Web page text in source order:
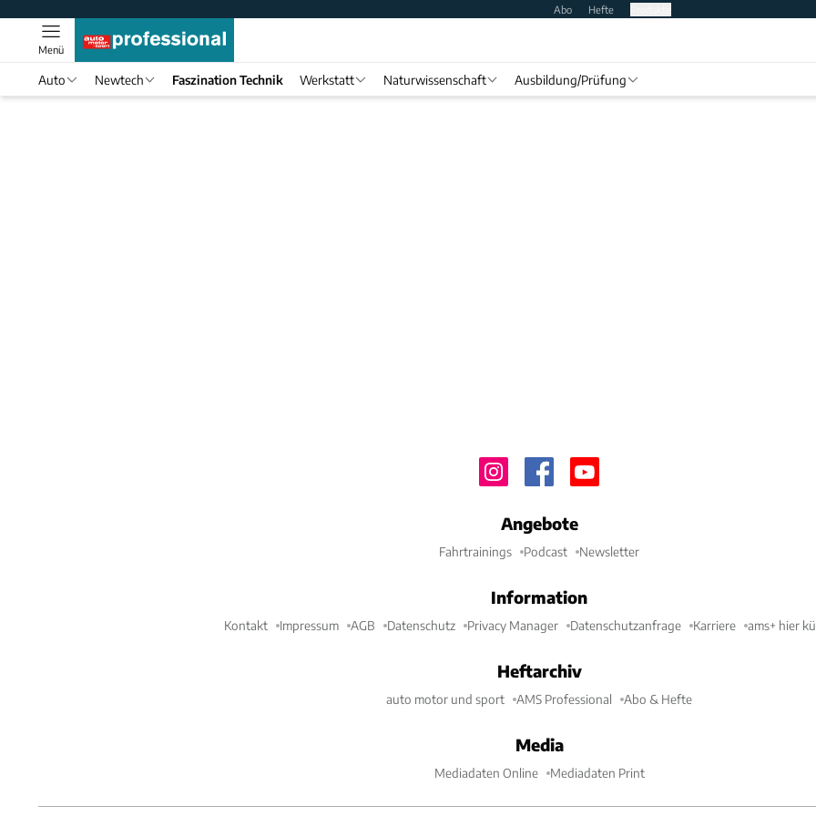
Abo Hefte
Menü
Auto Newtech Faszination Technik Werkstatt Naturwissenschaft Ausbildung/Prüfung
Angebote
Fahrtrainings Podcast Newsletter
Information
Kontakt Impressum AGB Datenschutz Privacy Manager Datenschutzanfrage Karriere ams+ hier
Heftarchiv
auto motor und sport AMS Professional Abo & Hefte
Media
Mediadaten Online Mediadaten Print